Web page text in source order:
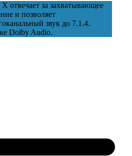
отвечает за захватывающее
и позволяет
звук до 7.1.4.
Dolby Audio.